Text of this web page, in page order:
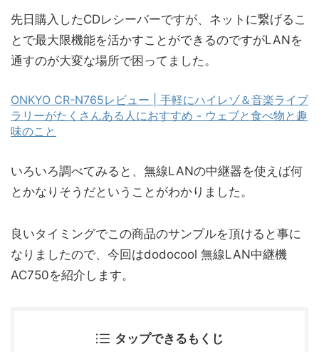
先日購入したCDレシーバーですが、ネットに繋げるこ
とで最大限機能を活かすことができるのですがLANを
通すのが大変な場所で困ってました。
ONKYO CR-N765レビュー | 手軽にハイレゾ＆音楽ライブ
ラリーがたくさんある人におすすめ - ウェブと食べ物と趣
味のこと
いろいろ調べてみると、無線LANの中継器を使えば何
とかなりそうだということがわかりました。
良いタイミングでこの商品のサンプルを頂けると事に
なりましたので、今回はdodocool 無線LAN中継機
AC750を紹介します。
タップできるもくじ